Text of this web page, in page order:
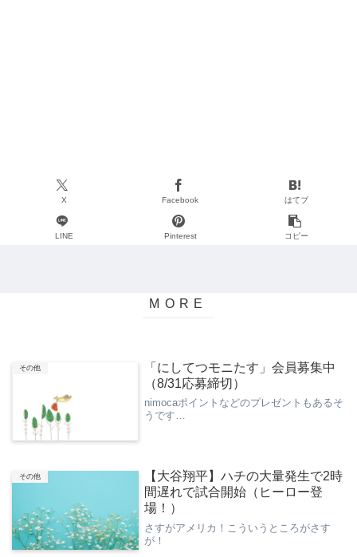
X Facebook はてブ
LINE Pinterest コピー
その他
「にしてつモニたす」会員募集中
（8/31応募締切）
nimocaポイントなどのプレゼントもあるそ
うです…
その他
【大谷翔平】ハチの大量発生で2時
間遅れで試合開始（ヒーロー登
場！）
さすがアメリカ！こういうところがさす
が！